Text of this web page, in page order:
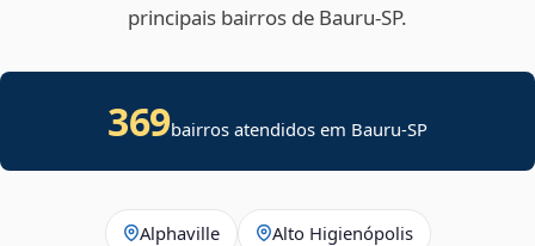
principais bairros de Bauru‑SP.
369bairros atendidos em Bauru-SP
Alphaville Alto Higienópolis